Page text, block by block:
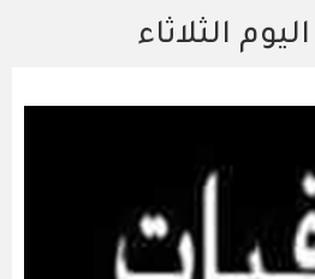
الثلاثاء